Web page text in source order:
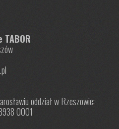
oddział w Rzeszowie:
0001